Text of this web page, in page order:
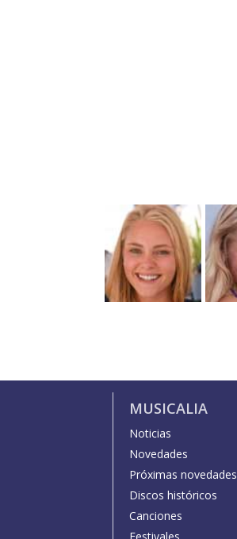
MUSICALIA
Noticias
Novedades
Próximas novedades
Discos históricos
Canciones